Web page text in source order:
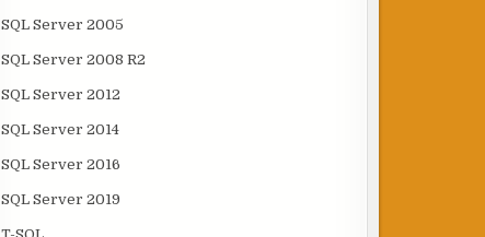
SQL Server 2005
SQL Server 2008 R2
SQL Server 2012
SQL Server 2014
SQL Server 2016
SQL Server 2019